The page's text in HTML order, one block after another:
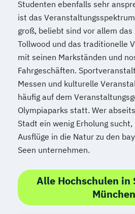
Studenten ebenfalls sehr
ist das
groß, beliebt sind vor allem
Tollwood und das traditionelle
mit seinen Markständen und
Fahrgeschäften.
Messen und kulturelle
häufig auf dem
Olympiaparks statt. Wer
Stadt ein wenig Erholung
Ausflüge in die Natur zu den
Seen unternehmen.
Alle Hochschulen in
München